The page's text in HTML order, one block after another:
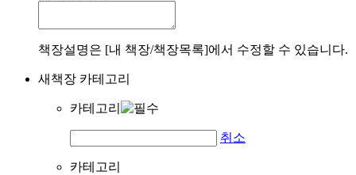
책장설명은 [내 책장/책장목록]에서 수정할 수 있습니다.
새책장 카테고리
카테고리
취소
카테고리